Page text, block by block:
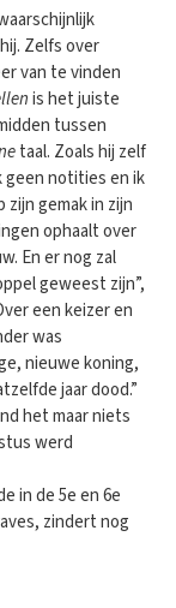
Zelfs over
van te vinden
is het juiste
tussen
taal. Zoals hij zelf
geen notities en ik
zijn gemak in zijn
ophaalt over
En er nog zal
geweest zijn”,
een keizer en
was
nieuwe koning,
jaar dood.”
het maar niets
werd
in de 5e en 6e
zindert nog